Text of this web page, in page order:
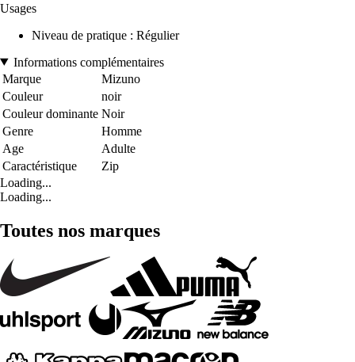
Usages
Niveau de pratique : Régulier
Informations complémentaires
Marque
Mizuno
Couleur
noir
Couleur dominante Noir
Genre
Homme
Age
Adulte
Caractéristique
Zip
Loading...
Loading...
Toutes nos marques